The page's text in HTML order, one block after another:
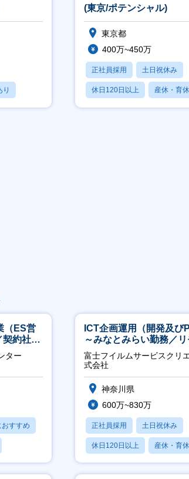
り
(東京/ポテンシャル)
東京都
400万~450万
正社員採用 土日祝休み
休日120日以上 産休・育
賞与あり
（ES営
約社員
ター
すすめ
ICT企画運用（開発及び
～みなとみらい勤務／
2OK／業務改善～
富士フイルムサービスクリ
式会社
神奈川県
600万~830万
正社員採用 土日祝休み
休日120日以上 産休・育
月残業20時間以内